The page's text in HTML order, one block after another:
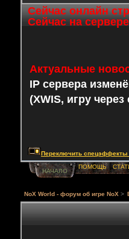
Сейчас онлайн
Сейчас на
Актуальные
IP сервера
(XWIS, игру через
Переключить спецэффекты
НАЧАЛО
ПОМОЩЬ
NoX World - форум об игре NoX >